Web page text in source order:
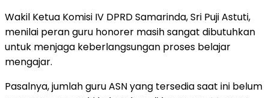
Wakil Ketua Komisi IV DPRD Samarinda, Sri Puji Astuti,
menilai peran guru honorer masih sangat dibutuhkan
untuk menjaga keberlangsungan proses belajar
mengajar.
Pasalnya, jumlah guru ASN yang tersedia saat ini belum